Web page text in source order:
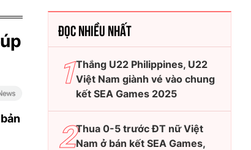
ĐỌC NHIỀU NHẤT
Thắng U22 Philippines, U22
Việt Nam giành vé vào chung
kết SEA Games 2025
Thua 0-5 trước ĐT nữ Việt
Nam ở bán kết SEA Games,